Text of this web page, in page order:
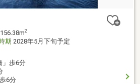
2
期 2028年5月下旬予定
」歩6分
6分